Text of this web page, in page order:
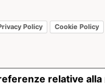
Policy Cookie Policy
relative alla